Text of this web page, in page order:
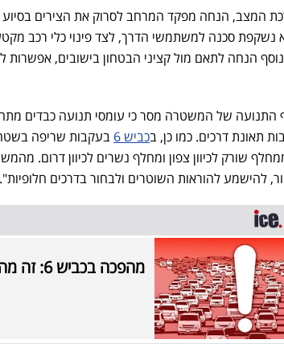
המצב, הנחה מפקד המרחב לסרוק את הצירים בסיוע
נשקפת סכנה למשתמשי הדרך, לצד פינוי כלי רכב
הנחה לתאם מול קציני הבטחון בישובים,
תאונת דרכים. כמו כן, בכביש 6
ממחלף שורק לכיוון צפון ומחלף נשרים לכיוון דרום.
להישמע להוראות השוטרים ולבחור בדרכים חלופיות".
מהפכה בכביש 6: זה מה שעומד לקרות לערים באזור הזה